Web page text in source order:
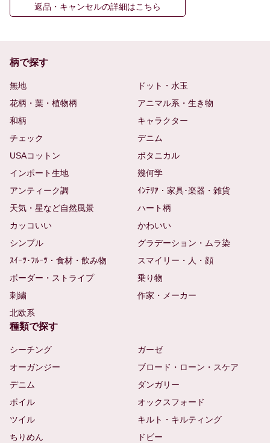
返品・キャンセルの詳細はこちら
柄で探す
無地
ドット・水玉
花柄・葉・植物柄
アニマル系・生き物
和柄
キャラクター
チェック
デニム
USAコットン
ボタニカル
インポート生地
幾何学
アンティーク調
ｲﾝﾃﾘｱ・家具･楽器・雑貨
天気・星など自然風景
ハート柄
カッコいい
かわいい
シンプル
グラデーション・ムラ染
ｽｲｰﾂ･ﾌﾙｰﾂ・食材・飲み物
スマイリー・人・顔
ボーダー・ストライプ
乗り物
刺繍
作家・メーカー
北欧系
種類で探す
シーチング
ガーゼ
オーガンジー
ブロード・ローン・スケア
デニム
ダンガリー
ボイル
オックスフォード
ツイル
キルト・キルティング
ちりめん
ドビー